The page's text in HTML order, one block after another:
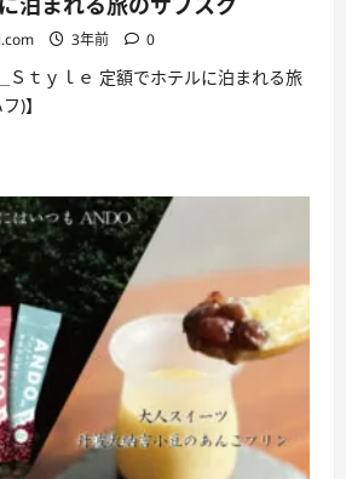
泊まれる旅のサブスク
3年前 0
Ｓｔｙｌｅ 定額でホテルに泊まれる旅
)】